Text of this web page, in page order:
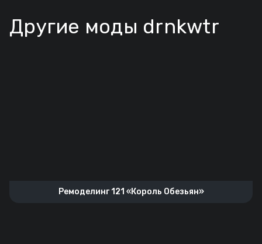
Другие моды drnkwtr
Ремоделинг 121 «Король Обезьян»